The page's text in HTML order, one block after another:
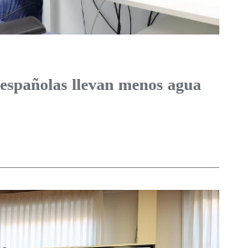
llevan menos agua